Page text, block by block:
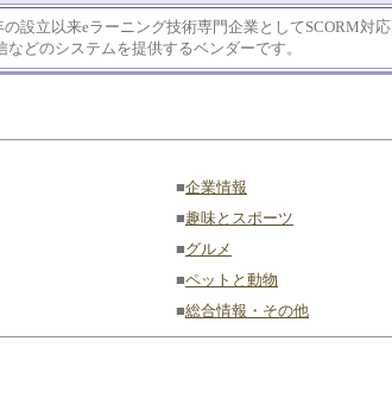
設立以来eラーニング技術専門企業としてSCORM対応
どのシステムを提供するベンダーです。
■企業情報
■趣味とスポーツ
■グルメ
■ペットと動物
■総合情報・その他